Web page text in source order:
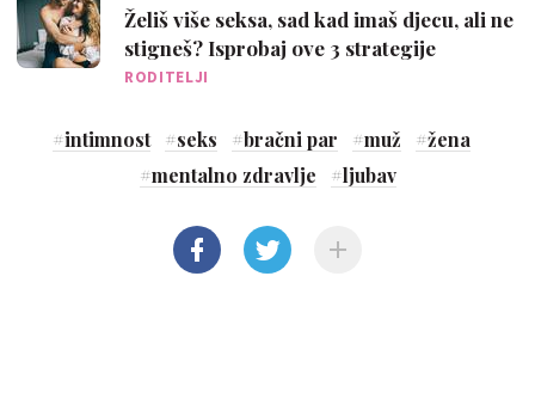
Želiš više seksa, sad kad imaš djecu, ali ne
stigneš? Isprobaj ove 3 strategije
RODITELJI
#intimnost #seks #bračni par #muž #žena
#mentalno zdravlje #ljubav